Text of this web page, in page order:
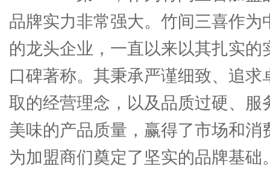
品牌实力非常强大。竹间三喜作为
的龙头企业，一直以来以其扎实的
口碑著称。其秉承严谨细致、追求
取的经营理念，以及品质过硬、服
美味的产品质量，赢得了市场和消
为加盟商们奠定了坚实的品牌基础